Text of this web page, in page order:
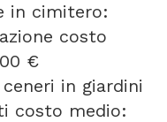
in cimitero:
costo
€
in giardini
costo medio: